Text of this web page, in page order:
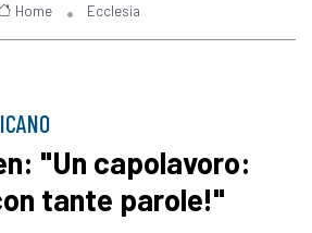
Home Ecclesia
"Un capolavoro:
tante parole!"